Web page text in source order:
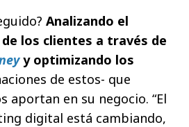
Analizando el
los clientes a través de
y optimizando los
de estos- que
aportan en su negocio. “El
digital está cambiando,